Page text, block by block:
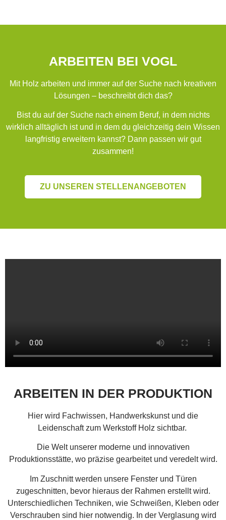
ARBEITEN BEI VOGL
Mit Holz arbeiten und immer auf der Suche nach kreativen
Lösungen – beschreibt dich das?
Bist du auf der Suche nach einem Beruf, in dem nichts
wirklich alltäglich ist und in dem du gleichzeitig dein Wissen
langfristig erweitern kannst? Dann passen wir gut
zusammen!
ZU UNSEREN STELLENANGEBOTEN
ARBEITEN IN DER PRODUKTION
Hier wird Fachwissen, Handwerkskunst und die
Leidenschaft zum Werkstoff Holz sichtbar.
Die Welt unserer moderne und innovativen
Produktionsstätte, wo präzise gearbeitet und veredelt wird.
Im Zuschnitt werden unsere Fenster und Türen
zugeschnitten, bevor hieraus der Rahmen erstellt wird.
Unterschiedlichen Techniken, wie Schweißen, Kleben oder
Verschrauben sind hier notwendig. In der Verglasung wird